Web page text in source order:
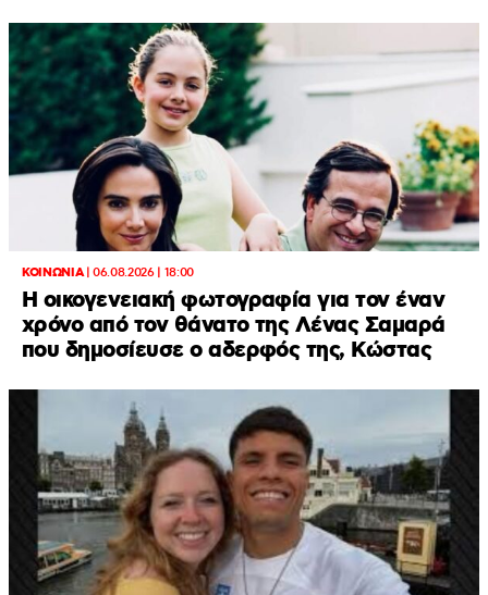
ΚΟΙΝΩΝΙΑ|06.08.2026 | 18:00
Η οικογενειακή φωτογραφία για τον έναν
χρόνο από τον θάνατο της Λένας Σαμαρά
που δημοσίευσε ο αδερφός της, Κώστας